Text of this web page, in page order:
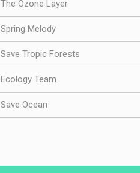
The Ozone Layer
Spring Melody
Save Tropic Forests
Ecology Team
Save Ocean